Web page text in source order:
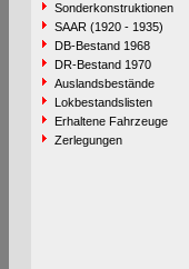
Sonderkonstruktionen
SAAR (1920 - 1935)
DB-Bestand 1968
DR-Bestand 1970
Auslandsbestände
Lokbestandslisten
Erhaltene Fahrzeuge
Zerlegungen